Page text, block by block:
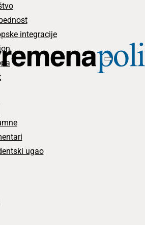
integracije
ugao